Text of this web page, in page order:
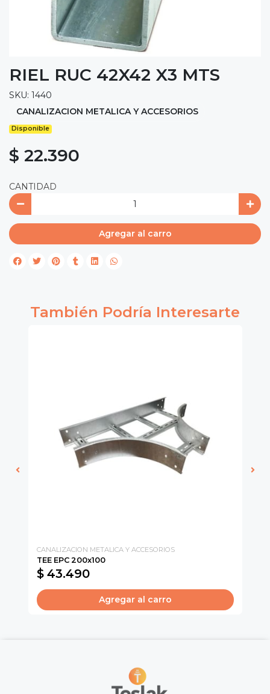
RIEL RUC 42X42 X3 MTS
SKU: 1440
CANALIZACION METALICA Y ACCESORIOS
Disponible
$ 22.390
CANTIDAD
Agregar al carro
También Podría Interesarte
CANALIZACION METALICA Y ACCESORIOS
TEE EPC 200x100
$ 43.490
Agregar al carro